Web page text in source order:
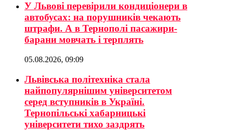
У Львові перевірили кондиціонери в
автобусах: на порушників чекають
штрафи. А в Тернополі пасажири-
барани мовчать і терплять
05.08.2026, 09:09
Львівська політехніка стала
найпопулярнішим університетом
серед вступників в Україні.
Тернопільські хабарницькі
університети тихо заздрять